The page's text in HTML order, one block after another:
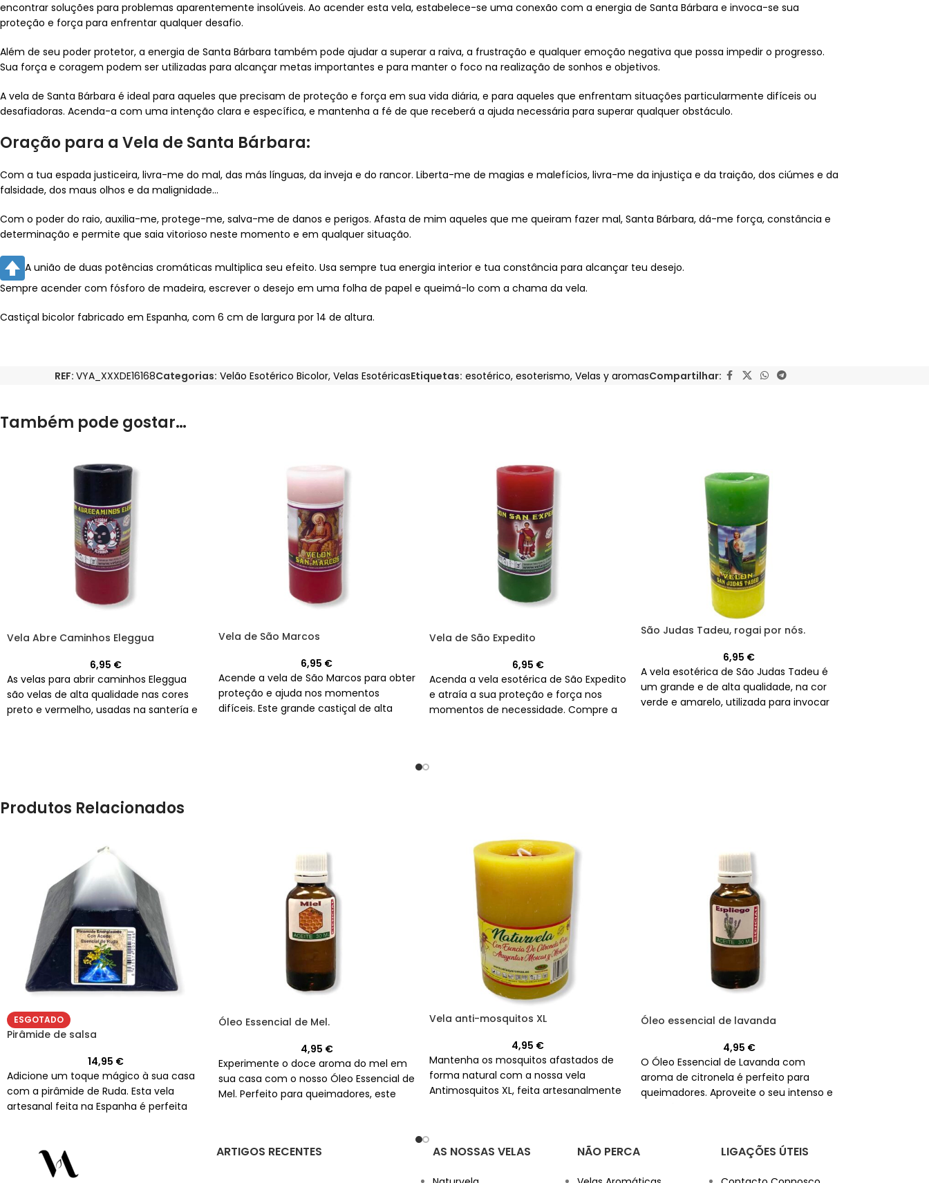
encontrar soluções para problemas aparentemente insolúveis. Ao acender esta vela, estabelece-se uma conexão com a energia de Santa Bárbara e invoca-se sua
proteção e força para enfrentar qualquer desafio.
Além de seu poder protetor, a energia de Santa Bárbara também pode ajudar a superar a raiva, a frustração e qualquer emoção negativa que possa impedir o progresso.
Sua força e coragem podem ser utilizadas para alcançar metas importantes e para manter o foco na realização de sonhos e objetivos.
A vela de Santa Bárbara é ideal para aqueles que precisam de proteção e força em sua vida diária, e para aqueles que enfrentam situações particularmente difíceis ou
desafiadoras. Acenda-a com uma intenção clara e específica, e mantenha a fé de que receberá a ajuda necessária para superar qualquer obstáculo.
Oração para a Vela de Santa Bárbara:
Com a tua espada justiceira, livra-me do mal, das más línguas, da inveja e do rancor. Liberta-me de magias e malefícios, livra-me da injustiça e da traição, dos ciúmes e da
falsidade, dos maus olhos e da malignidade…
Com o poder do raio, auxilia-me, protege-me, salva-me de danos e perigos. Afasta de mim aqueles que me queiram fazer mal, Santa Bárbara, dá-me força, constância e
determinação e permite que saia vitorioso neste momento e em qualquer situação.
A união de duas potências cromáticas multiplica seu efeito. Usa sempre tua energia interior e tua constância para alcançar teu desejo.
Sempre acender com fósforo de madeira, escrever o desejo em uma folha de papel e queimá-lo com a chama da vela.
Castiçal bicolor fabricado em Espanha, com 6 cm de largura por 14 de altura.
REF: VYA_XXXDE16168Categorias: Velão Esotérico Bicolor, Velas EsotéricasEtiquetas: esotérico, esoterismo, Velas y aromasCompartilhar:
Também pode gostar…
Vela Abre Caminhos Eleggua
6,95 €
As velas para abrir caminhos Eleggua
são velas de alta qualidade nas cores
preto e vermelho, usadas na santería e
Vela de São Marcos
6,95 €
Acende a vela de São Marcos para obter
proteção e ajuda nos momentos
difíceis. Este grande castiçal de alta
Vela de São Expedito
6,95 €
Acenda a vela esotérica de São Expedito
e atraía a sua proteção e força nos
momentos de necessidade. Compre a
São Judas Tadeu, rogai por nós.
6,95 €
A vela esotérica de São Judas Tadeu é
um grande e de alta qualidade, na cor
verde e amarelo, utilizada para invocar
Produtos Relacionados
ESGOTADO
Pirâmide de salsa
14,95 €
Adicione um toque mágico à sua casa
com a pirâmide de Ruda. Esta vela
artesanal feita na Espanha é perfeita
envolvente. Adicione uma ao seu
carrinho ainda hoje!
Óleo Essencial de Mel.
4,95 €
Experimente o doce aroma do mel em
sua casa com o nosso Óleo Essencial de
Mel. Perfeito para queimadores, este
Vela anti-mosquitos XL
4,95 €
Mantenha os mosquitos afastados de
forma natural com a nossa vela
Antimosquitos XL, feita artesanalmente
Óleo essencial de lavanda
4,95 €
O Óleo Essencial de Lavanda com
aroma de citronela é perfeito para
queimadores. Aproveite o seu intenso e
ARTIGOS RECENTES AS NOSSAS VELAS NÃO PERCA LIGAÇÕES ÚTEIS